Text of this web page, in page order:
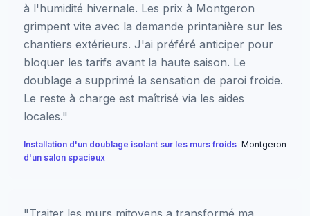
à l'humidité hivernale. Les prix à Montgeron
grimpent vite avec la demande printanière sur les
chantiers extérieurs. J'ai préféré anticiper pour
bloquer les tarifs avant la haute saison. Le
doublage a supprimé la sensation de paroi froide.
Le reste à charge est maîtrisé via les aides
locales."
Installation d'un doublage isolant sur les murs froids
d'un salon spacieux
Montgeron
"Traiter les murs mitoyens a transformé ma